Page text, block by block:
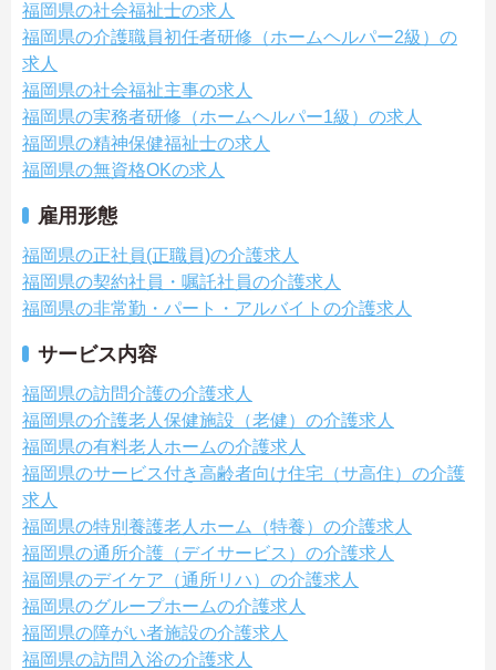
福岡県の社会福祉士の求人
福岡県の介護職員初任者研修（ホームヘルパー2級）の
求人
福岡県の社会福祉主事の求人
福岡県の実務者研修（ホームヘルパー1級）の求人
福岡県の精神保健福祉士の求人
福岡県の無資格OKの求人
雇用形態
福岡県の正社員(正職員)の介護求人
福岡県の契約社員・嘱託社員の介護求人
福岡県の非常勤・パート・アルバイトの介護求人
サービス内容
福岡県の訪問介護の介護求人
福岡県の介護老人保健施設（老健）の介護求人
福岡県の有料老人ホームの介護求人
福岡県のサービス付き高齢者向け住宅（サ高住）の介護
求人
福岡県の特別養護老人ホーム（特養）の介護求人
福岡県の通所介護（デイサービス）の介護求人
福岡県のデイケア（通所リハ）の介護求人
福岡県のグループホームの介護求人
福岡県の障がい者施設の介護求人
福岡県の訪問入浴の介護求人